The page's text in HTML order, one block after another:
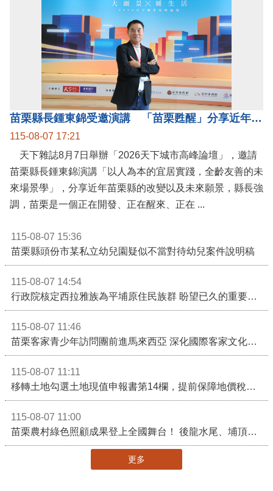
苗栗縣長鍾東錦受邀演講 「苗栗甦醒」分享近年轉變
115-08-07 17:21
天下雜誌8月7日舉辦「2026天下城市高峰論壇」，邀請
苗栗縣長鍾東錦演講「以人為本的宜居實踐，全齡友善的未
來場景學」，分享近年苗栗縣的改變以及未來願景，縣長強
調，苗栗是一個正在開發、正在醒來、正在 ...
115-08-07 15:36
苗栗縣頭份市某私立幼兒園疑似不當對待幼兒案件說明稿
115-08-07 14:54
行政院核定西拉雅族為平埔原住民族群 盼望已久的重要時刻到來！8月13日起受理民族成員名冊登記
115-08-07 11:46
苗栗客家青少年訪問團前進馬來西亞 深化國際客家文化交流
115-08-07 11:11
移轉土地勾選土地現值申報書第14欄，提前保障地價稅節稅權益
115-08-07 11:00
苗栗農村綠色照顧成果登上全國舞台！ 後龍水尾、埔頂社區前進2026高齡健康產業博覽會
更多